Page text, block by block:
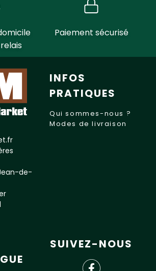
Paiement sécurisé
de-
INFOS
PRATIQUES
Qui sommes-nous ?
Modes de livraison
SUIVEZ-NOUS